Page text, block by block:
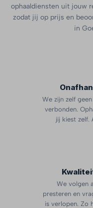
ophaaldiensten uit jouw
zodat jij op prijs en
in
We zijn zelf
verbonden.
jij kiest zelf.
We volgen
presteren en
is verlopen. Zo